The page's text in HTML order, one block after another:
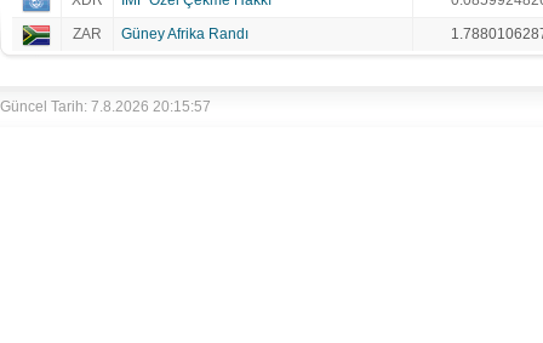
ZAR
Güney Afrika Randı
Güncel Tarih: 7.8.2026 20:15:57